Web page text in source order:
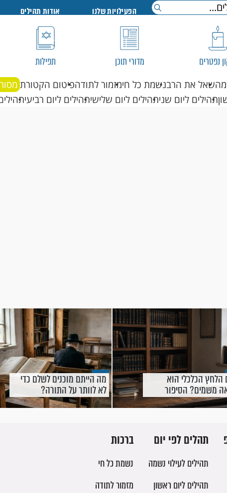
הפעילויות שלנו אודות תהילים
נפטרים מדורי תוכן תפילות
שאל את הרבנשמת כל חימזמור לתודהפיטום הקטורת
תהילים ליום שניתהילים ליום שלישיתהילים ליום רביעי
הכלכלי הוא
משמים? הסיפור
המשגיח
מה הייתם מוכנים לשלם כדי
לא לוותר על התורה?
תהלים לפי יום
תהילים לעילוי נשמה
תהילים ליום ראשון
ברכות
נשמת כל חי
מזמור לתודה